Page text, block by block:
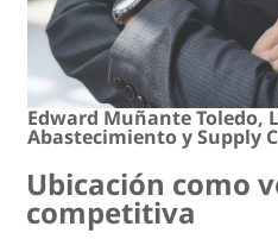
Edward Muñante Toledo,
Abastecimiento y Supply
Ubicación como
competitiva